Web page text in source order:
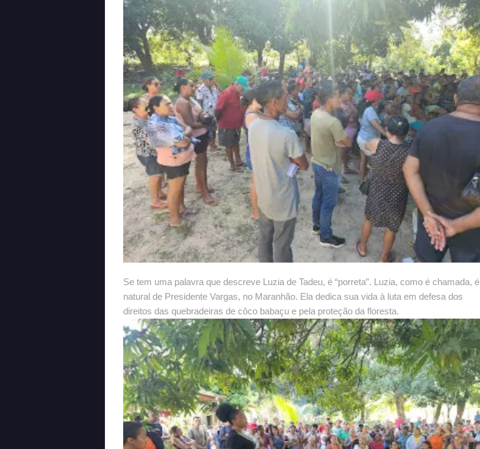
Se tem uma palavra que descreve Luzia de Tadeu, é “porreta”. Luzia, como é chamada, é
natural de Presidente Vargas, no Maranhão. Ela dedica sua vida à luta em defesa dos
direitos das quebradeiras de côco babaçu e pela proteção da floresta.